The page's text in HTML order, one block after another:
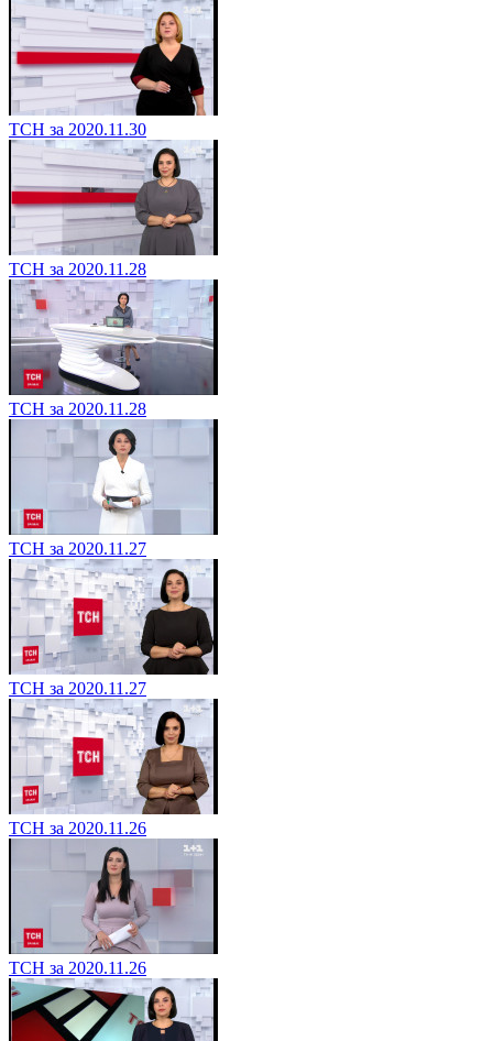
ТСН за 2020.11.30
ТСН за 2020.11.28
ТСН за 2020.11.28
ТСН за 2020.11.27
ТСН за 2020.11.27
ТСН за 2020.11.26
ТСН за 2020.11.26